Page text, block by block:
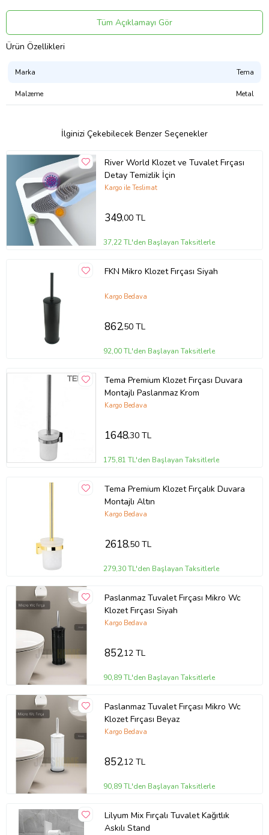
Ürün Kodu:kcm27973848
Tüm Açıklamayı Gör
Ürün Özellikleri
Marka Tema
Malzeme Metal
İlginizi Çekebilecek Benzer Seçenekler
River World Klozet ve Tuvalet Fırçası
Detay Temizlik İçin
Kargo ile Teslimat
349,00 TL
37,22 TL'den Başlayan Taksitlerle
FKN Mikro Klozet Fırçası Siyah
Kargo Bedava
862,50 TL
92,00 TL'den Başlayan Taksitlerle
Tema Premium Klozet Fırçası Duvara
Montajlı Paslanmaz Krom
Kargo Bedava
1648,30 TL
175,81 TL'den Başlayan Taksitlerle
Tema Premium Klozet Fırçalık Duvara
Montajlı Altın
Kargo Bedava
2618,50 TL
279,30 TL'den Başlayan Taksitlerle
Paslanmaz Tuvalet Fırçası Mikro Wc
Klozet Fırçası Siyah
Kargo Bedava
852,12 TL
90,89 TL'den Başlayan Taksitlerle
Paslanmaz Tuvalet Fırçası Mikro Wc
Klozet Fırçası Beyaz
Kargo Bedava
852,12 TL
90,89 TL'den Başlayan Taksitlerle
Lilyum Mix Fırçalı Tuvalet Kağıtlık
Askılı Stand